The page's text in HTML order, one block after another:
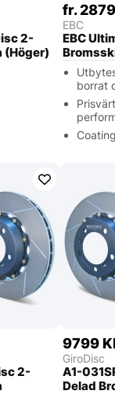
2-
(Höger)
fr.
EBC
EBC
borrat
2-
9799
GiroDisc
A1-
Delad